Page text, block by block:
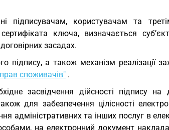
підписувачам, користувачам та
ключа, визначається
засадах.
підпису, а також механізм реалізації
споживачів" .
засвідчення дійсності підпису на
для забезпечення цілісності
адміністративних та інших послуг в
на електронний документ